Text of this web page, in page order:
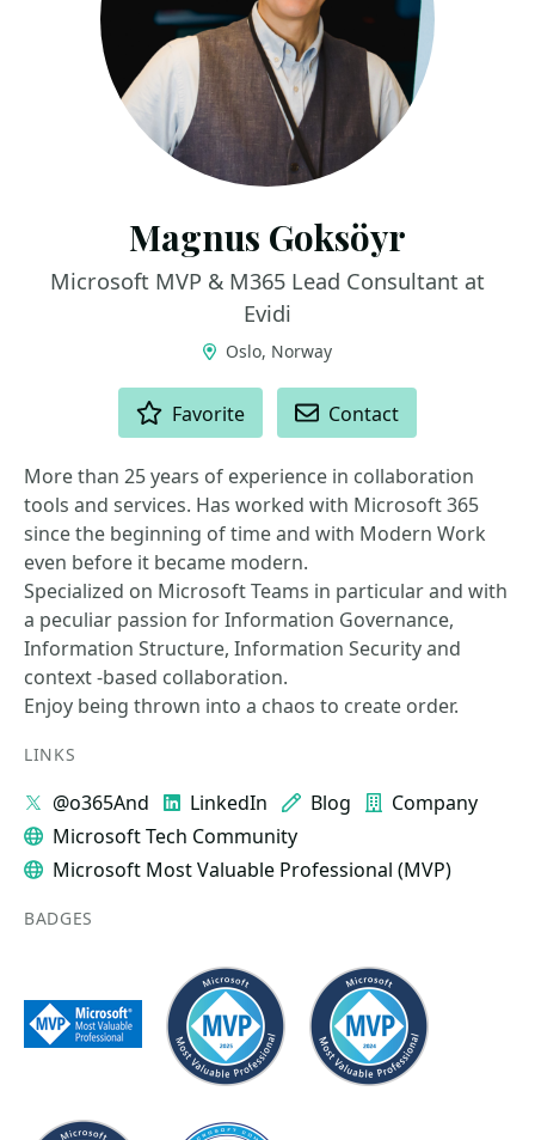
Magnus Goksöyr
Microsoft MVP & M365 Lead Consultant at
Evidi
Oslo, Norway
Favorite Contact
More than 25 years of experience in collaboration
tools and services. Has worked with Microsoft 365
since the beginning of time and with Modern Work
even before it became modern.
Specialized on Microsoft Teams in particular and with
a peculiar passion for Information Governance,
Information Structure, Information Security and
context -based collaboration.
Enjoy being thrown into a chaos to create order.
LINKS
@o365And LinkedIn Blog
Company
Microsoft Tech Community
Microsoft Most Valuable Professional (MVP)
BADGES